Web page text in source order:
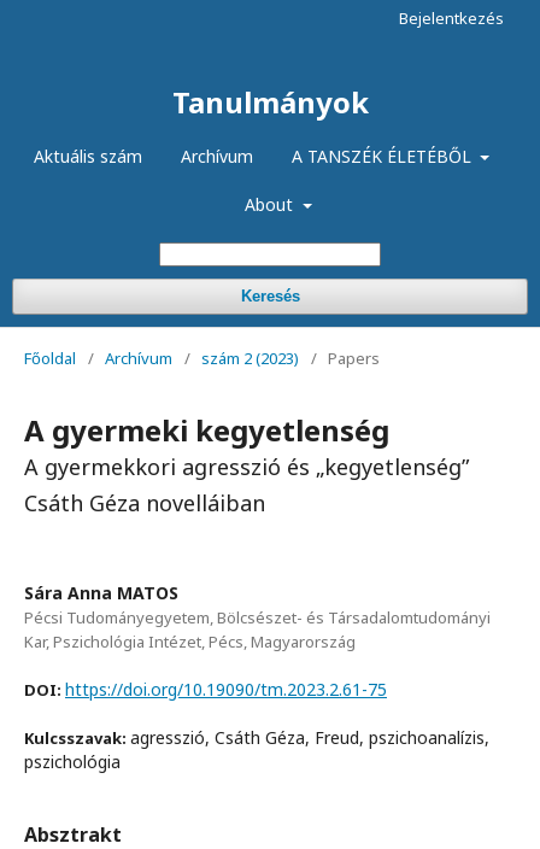
Tanulmányok
Aktuális szám Archívum A TANSZÉK ÉLETÉBŐL
About
Keresés
Bejelentkezés
Főoldal / Archívum / szám 2 (2023) / Papers
A gyermeki kegyetlenség
A gyermekkori agresszió és „kegyetlenség”
Csáth Géza novelláiban
Sára Anna MATOS
Pécsi Tudományegyetem, Bölcsészet- és Társadalomtudományi
Kar, Pszichológia Intézet, Pécs, Magyarország
DOI: https://doi.org/10.19090/tm.2023.2.61-75
Kulcsszavak: agresszió, Csáth Géza, Freud, pszichoanalízis,
pszichológia
Absztrakt